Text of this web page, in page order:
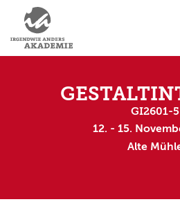
NAVIGATION ÜBERSPRINGEN
STARTSEITE
AUSBILDER
GI2601-5
12. - 15.
Alte